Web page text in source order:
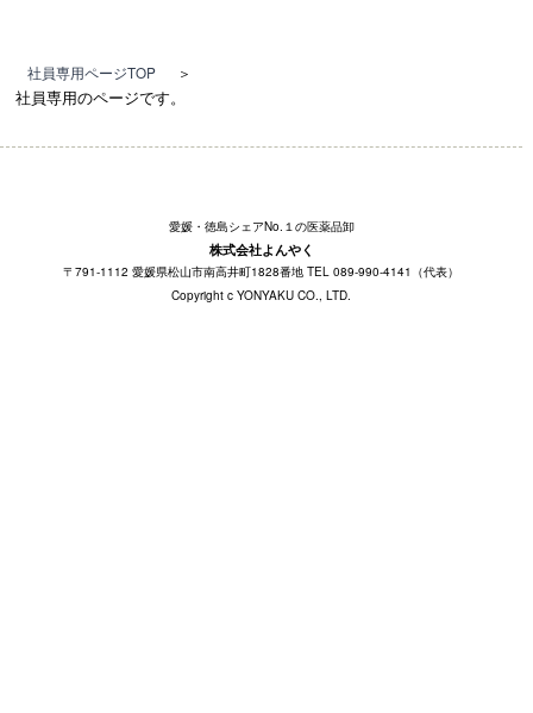
社員専用ページTOP ＞
社員専用のページです。
愛媛・徳島シェアNo.１の医薬品卸
株式会社よんやく
〒791-1112 愛媛県松山市南高井町1828番地 TEL 089-990-4141（代表）
Copyright c YONYAKU CO., LTD.